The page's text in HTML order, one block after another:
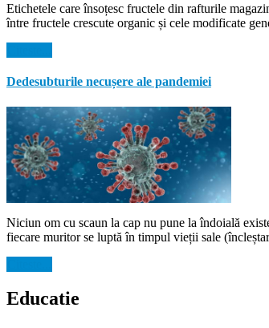
Etichetele care însoțesc fructele din rafturile
între fructele crescute organic și cele modificate
Dedesubturile necușere ale pandemiei
Niciun om cu scaun la cap nu pune la îndoială
fiecare muritor se luptă în timpul vieții sale
Educatie